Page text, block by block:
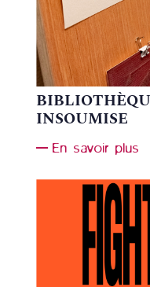
INSOUMISE
En savoir plus